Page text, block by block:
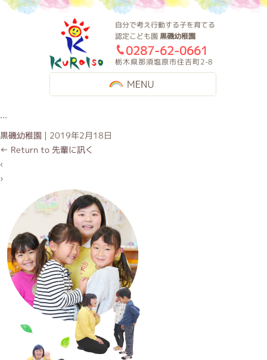
黒磯幼稚園
自分で考え行動する子を育てる
認定こども園黒磯幼稚園
0287-62-0661
栃木県那須塩原市住吉町2-8
...
黒磯幼稚園 | 2019年2月18日
← Return to 先輩に訊く
‹
›